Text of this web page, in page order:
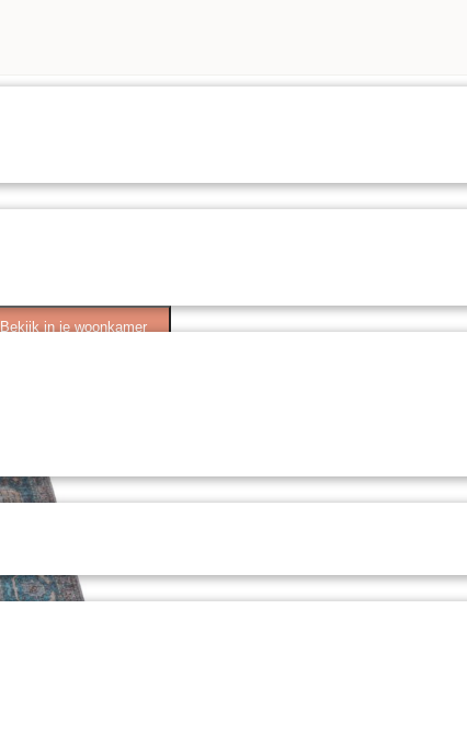
Bekijk in je woonkamer